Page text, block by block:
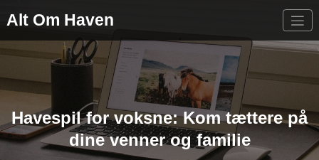
Alt Om Haven
Havespil for voksne: Kom tættere på
dine venner og familie